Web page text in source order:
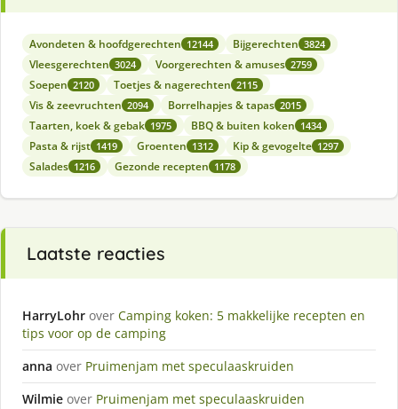
Avondeten & hoofdgerechten 12144 Bijgerechten 3824
Vleesgerechten 3024 Voorgerechten & amuses 2759
Soepen 2120 Toetjes & nagerechten 2115
Vis & zeevruchten 2094 Borrelhapjes & tapas 2015
Taarten, koek & gebak 1975 BBQ & buiten koken 1434
Pasta & rijst 1419 Groenten 1312 Kip & gevogelte 1297
Salades 1216 Gezonde recepten 1178
Laatste reacties
HarryLohr over Camping koken: 5 makkelijke recepten en
tips voor op de camping
anna over Pruimenjam met speculaaskruiden
Wilmie over Pruimenjam met speculaaskruiden